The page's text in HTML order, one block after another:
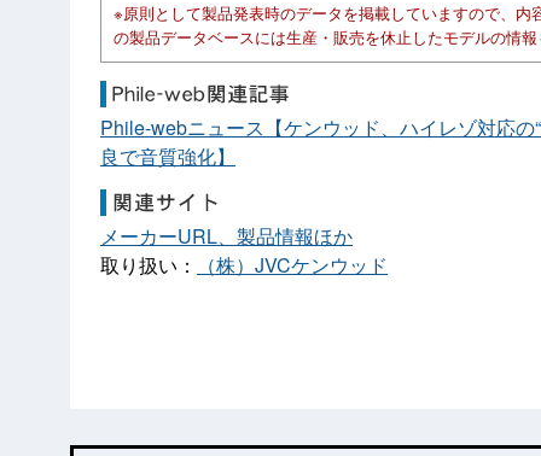
※原則として製品発表時のデータを掲載していますので、
の製品データベースには生産・販売を休止したモデルの情
Phile-webニュース【ケンウッド、ハイレゾ対応
良で音質強化】
メーカーURL、製品情報ほか
取り扱い：
（株）JVCケンウッド